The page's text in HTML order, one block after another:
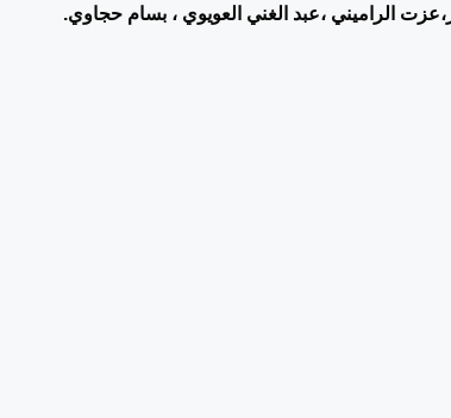
،عزت الراميني ،عبد الغني العويوي ، بسام حجاوي.